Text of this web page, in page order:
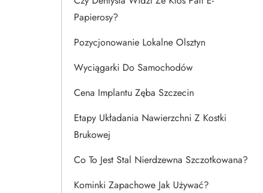
Papierosy?
Pozycjonowanie Lokalne Olsztyn
Wyciągarki Do Samochodów
Cena Implantu Zęba Szczecin
Etapy Układania Nawierzchni Z Kostki
Brukowej
Co To Jest Stal Nierdzewna Szczotkowana?
Kominki Zapachowe Jak Używać?